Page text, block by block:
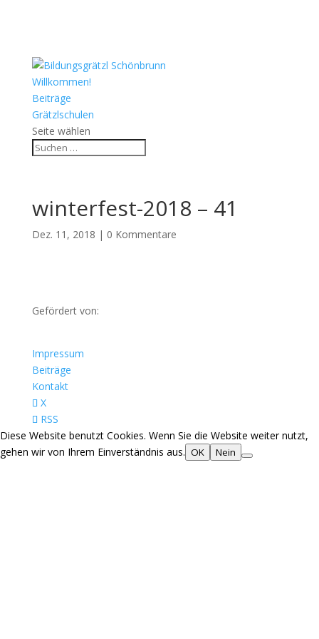
Willkommen!
Beiträge
Grätzlschulen
Seite wählen
winterfest-2018 – 41
Dez. 11, 2018 | 0 Kommentare
Gefördert von:
Impressum
Beiträge
Kontakt
X
RSS
Diese Website benutzt Cookies. Wenn Sie die Website weiter nutzt,
gehen wir von Ihrem Einverständnis aus. OK Nein